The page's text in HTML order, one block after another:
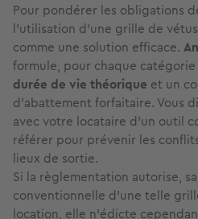
Pour pondérer les obligations
l'utilisation d'une grille de
comme une solution efficace.
formule, pour chaque
durée de vie théorique et un
d'abattement forfaitaire. Vous
avec votre locataire d'un outil
référer pour prévenir les
lieux de sortie.
Si la règlementation autorise,
conventionnelle d'une telle
location, elle n'édicte